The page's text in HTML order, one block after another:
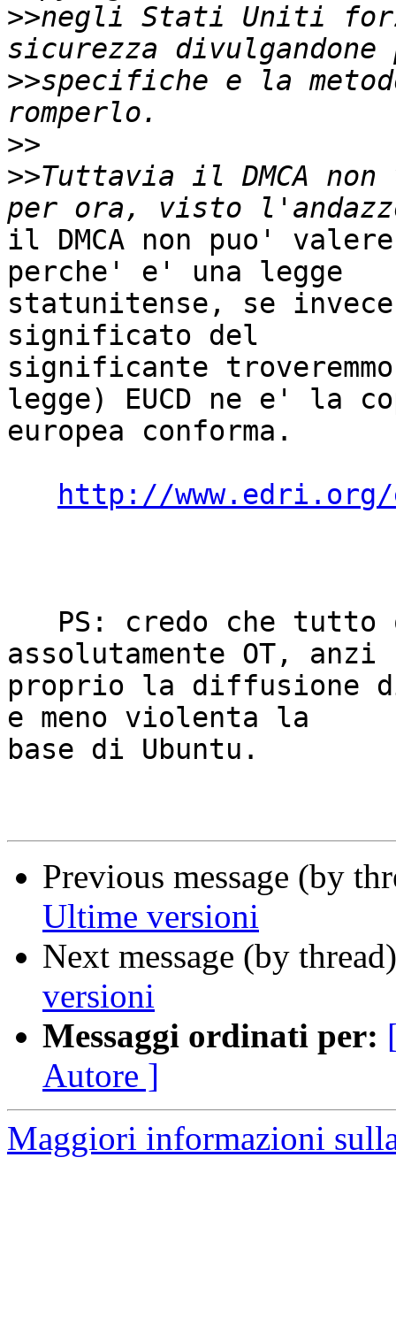
>>negli Stati Uniti
>>specifiche e la
>>
>>Tuttavia il DMCA
il DMCA non puo'
perche' e' una legge
statunitense, se
significato del
significante
legge) EUCD ne e' la
europea conforma.
http://www.edri.org/
assolutamente OT,
proprio la diffusione
e meno violenta la
base di Ubuntu.
Previous message (by
Ultime versioni
Next message (by
versioni
Messaggi ordinati per:
Autore ]
Maggiori informazioni